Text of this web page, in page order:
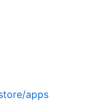
apps